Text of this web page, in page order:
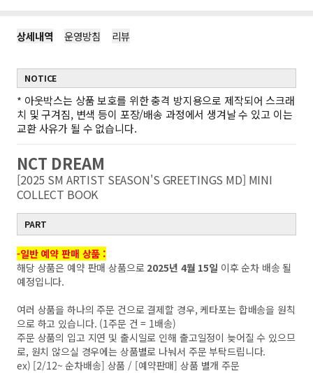
상세내역 운영방침 리뷰
NOTICE
* 아웃박스는 상품 보호를 위한 충격 방지용으로 제작되어 스크래
치 및 구겨짐, 변색 등이 포장/배송 과정에서 생겨날 수 있고 이는
교환 사유가 될 수 없습니다.
NCT DREAM
[2025 SM ARTIST SEASON'S GREETINGS MD] MINI
COLLECT BOOK
PART
-일반 예약 판매 상품 :
해당 상품은 예약 판매 상품으로 2025년 4월 15일 이후 순차 배송 될
예정입니다.
여러 상품을 하나의 주문 건으로 결제할 경우, 케타포는 합배송을 원칙
으로 하고 있습니다. (1주문 건 = 1배송)
주문 상품의 입고 지연 및 출시일로 인해 출고일정이 늦어질 수 있으므
로, 원치 않으실 경우에는 상품별로 나눠서 주문 부탁드립니다.
ex) [2/12~ 순차배송] 상품 / [예약판매] 상품 별개 주문